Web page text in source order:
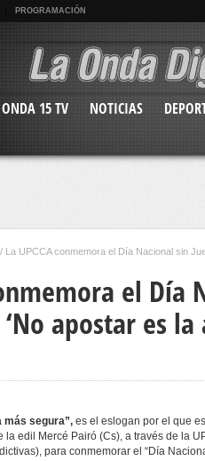
PROGRAMACIÓN
ONDA 15 TV NOTICIAS
/ La UPCCA conmemora el Día Nacional sin
el Día
apostar es
más segura”, es el eslogan por el que
la edil Mercé Pairó (Cs), a través de la
para conmemorar el “Día